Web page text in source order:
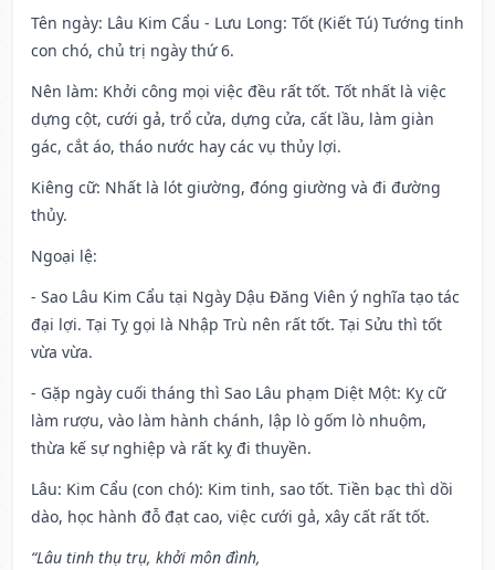
Tên ngày: Lâu Kim Cẩu - Lưu Long: Tốt (Kiết Tú) Tướng tinh
con chó, chủ trị ngày thứ 6.
Nên làm: Khởi công mọi việc đều rất tốt. Tốt nhất là việc
dựng cột, cưới gả, trổ cửa, dựng cửa, cất lầu, làm giàn
gác, cắt áo, tháo nước hay các vụ thủy lợi.
Kiêng cữ: Nhất là lót giường, đóng giường và đi đường
thủy.
Ngoại lệ:
- Sao Lâu Kim Cẩu tại Ngày Dậu Đăng Viên ý nghĩa tạo tác
đại lợi. Tại Tỵ gọi là Nhập Trù nên rất tốt. Tại Sửu thì tốt
vừa vừa.
- Gặp ngày cuối tháng thì Sao Lâu phạm Diệt Một: Kỵ cữ
làm rượu, vào làm hành chánh, lập lò gốm lò nhuộm,
thừa kế sự nghiệp và rất kỵ đi thuyền.
Lâu: Kim Cẩu (con chó): Kim tinh, sao tốt. Tiền bạc thì dồi
dào, học hành đỗ đạt cao, việc cưới gả, xây cất rất tốt.
“Lâu tinh thụ trụ, khởi môn đình,